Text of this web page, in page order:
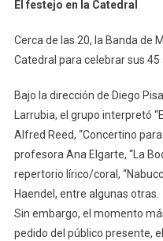
El festejo en la Catedral
Cerca de las 20, la Banda de
Catedral para celebrar sus 45
Bajo la dirección de Diego
Larrubia, el grupo interpretó
Alfred Reed, “Concertino
profesora Ana Elgarte, “La
repertorio lírico/coral,
Haendel, entre algunas otras.
Sin embargo, el momento
pedido del público presente,